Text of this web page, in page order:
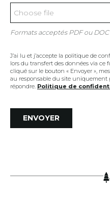
Formats acceptés PDF ou
J’ai lu et j’accepte la politique de
lors du transfert des données via ce
cliqué sur le bouton « Envoyer »,
au responsable du site uniquement
répondre. Politique de
ENVOYER